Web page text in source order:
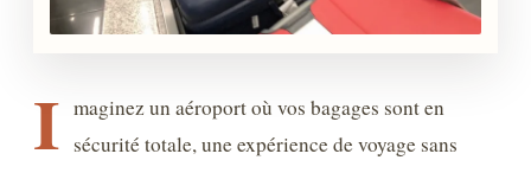
I maginez un aéroport où vos bagages sont en
sécurité totale, une expérience de voyage sans